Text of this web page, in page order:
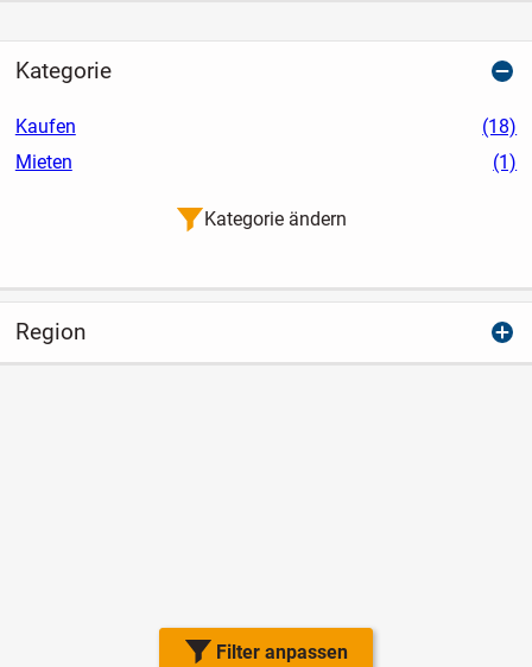
Filter anpassen
Kategorie
Kaufen
(18)
Mieten
(1)
Kategorie ändern
Region